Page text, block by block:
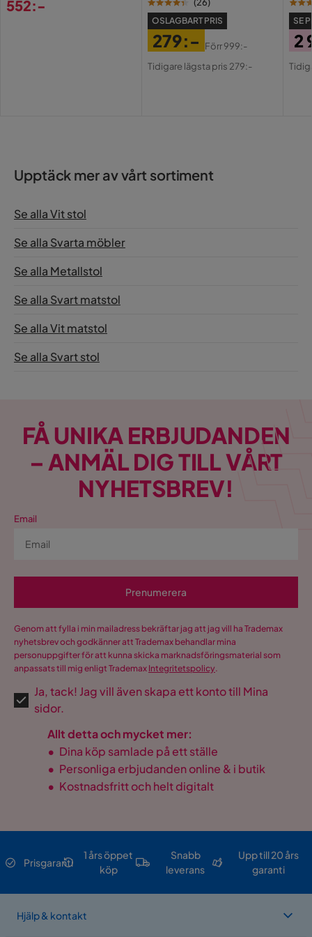
552:-
(26)
OSLAGBART PRIS
Pris
279:-
Original
Förr999:-
Tidigare lägsta pris 279:-
SE
2
Upptäck mer av vårt sortiment
Se alla Vit stol
Se alla Svarta möbler
Se alla Metallstol
Se alla Svart matstol
Se alla Vit matstol
Se alla Svart stol
FÅ UNIKA ERBJUDANDEN
– ANMÄL DIG TILL VÅRT
NYHETSBREV!
Email
Prenumerera
Genom att fylla i min mailadress bekräftar jag att jag vill ha Trademax
nyhetsbrev och godkänner att Trademax behandlar mina
personuppgifter för att kunna skicka marknadsföringsmaterial som
anpassats till mig enligt Trademax Integritetspolicy.
Ja, tack! Jag vill även skapa ett konto till Mina
sidor.
Allt detta och mycket mer:
• Dina köp samlade på ett ställe
• Personliga erbjudanden online & i butik
• Kostnadsfritt och helt digitalt
Prisgaranti
1 års öppet
köp
Snabb
leverans
Upp till 20 års
garanti
Hjälp & kontakt